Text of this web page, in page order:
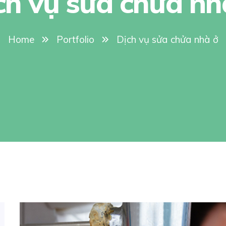
Home Portfolio Dịch vụ sửa chửa nhà ở